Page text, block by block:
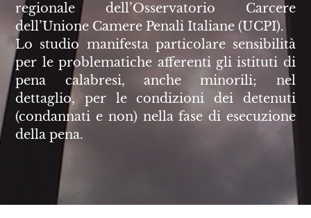
regionale dell’Osservatorio Carcere
dell’Unione Camere Penali Italiane (UCPI).
Lo studio manifesta particolare sensibilità
per le problematiche afferenti gli istituti di
pena calabresi, anche minorili; nel
dettaglio, per le condizioni dei detenuti
(condannati e non) nella fase di esecuzione
della pena.